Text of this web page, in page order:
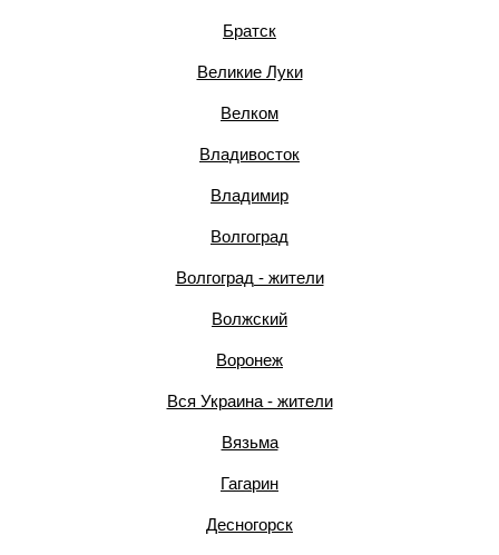
Братск
Великие Луки
Велком
Владивосток
Владимир
Волгоград
Волгоград - жители
Волжский
Воронеж
Вся Украина - жители
Вязьма
Гагарин
Десногорск